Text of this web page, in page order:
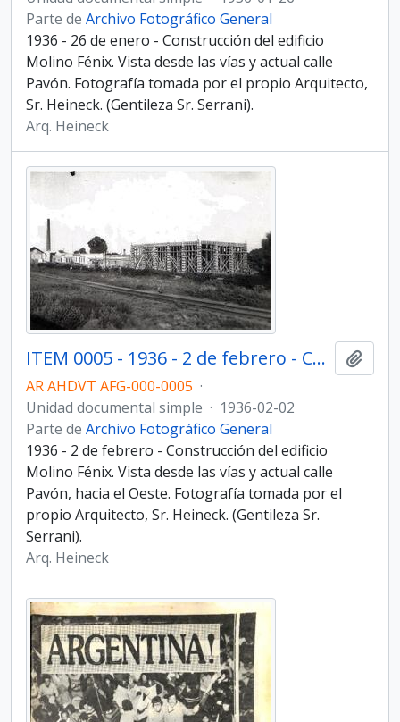
Parte de Archivo Fotográfico General
1936 - 26 de enero - Construcción del edificio
Molino Fénix. Vista desde las vías y actual calle
Pavón. Fotografía tomada por el propio Arquitecto,
Sr. Heineck. (Gentileza Sr. Serrani).
Arq. Heineck
ITEM 0005 - 1936 - 2 de febrero - Construcción del edificio Molino Fénix.
AR AHDVT AFG-000-0005 ·
Unidad documental simple · 1936-02-02
Parte de Archivo Fotográfico General
1936 - 2 de febrero - Construcción del edificio
Molino Fénix. Vista desde las vías y actual calle
Pavón, hacia el Oeste. Fotografía tomada por el
propio Arquitecto, Sr. Heineck. (Gentileza Sr.
Serrani).
Arq. Heineck